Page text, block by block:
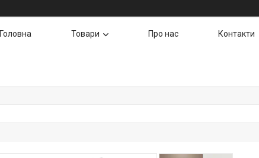
Головна Товари Про нас Контакти